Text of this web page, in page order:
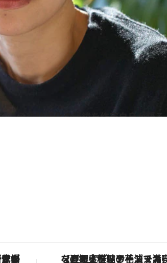
』 その映画化の経緯を作家自身が語る
ヴァシュロン・コンスタンタン「オーヴァーシーズ・オートマティック」。旅愛好家のお気に入りコレクションから、ジェンダーレスな新作が登場 【夏限定ディナーコース】旬を迎える稚鮎や花ズッキーニなどをイタリア・トスカーナの郷土料理